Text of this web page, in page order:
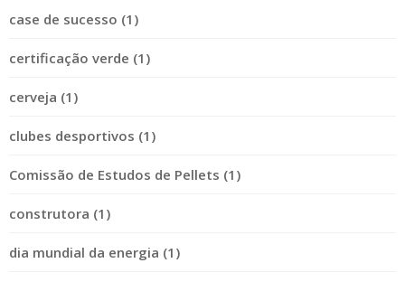
case de sucesso (1)
certificação verde (1)
cerveja (1)
clubes desportivos (1)
Comissão de Estudos de Pellets (1)
construtora (1)
dia mundial da energia (1)